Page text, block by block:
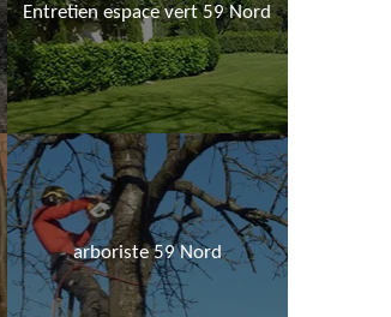
Entretien espace vert 59 Nord
arboriste 59 Nord